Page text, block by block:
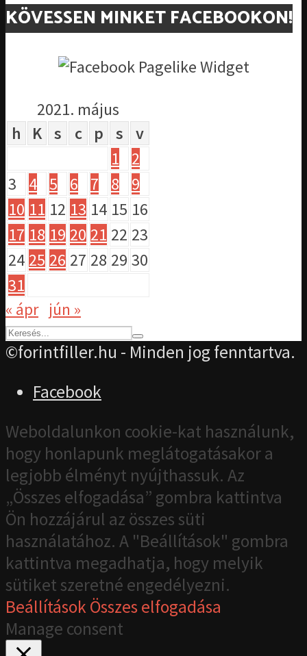
KÖVESSEN MINKET FACEBOOKON!
2021. május
h
K s c p s
v
1
2
3
4 5 6 7 8
9
10 11 12 13 14 15 16
17 18 19 20 21 22 23
24 25 26 27 28 29 30
31
« ápr jún »
©forintfiller.hu - Minden jog fenntartva.
Facebook
Weboldalunkon cookie-kat használunk,
hogy honlapunk meglátogatásakor a
legjobb élményt nyújthassuk. Az
„Összes elfogadása” gombra kattintva
Ön hozzájárul az összes süti
használatához. A "Beállítások" gombra
kattintva megadhatja, hogy melyik
sütiket szeretné engedélyezni.
BeállításokÖsszes elfogadása
Manage consent